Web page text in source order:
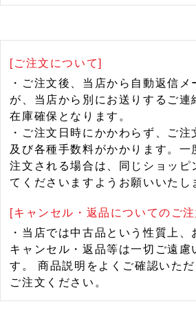
[ご注文について]
・ご注文後、当店から自動返信メ
が、当店から別にお送りするご連
在庫確保となります。
・ご注文日時にかかわらず、ご
及び各種手数料がかかります。一
注文される場合は、同じショッピ
てくださいますようお願いいたし
[キャンセル・返品についてのご注
・当店では中古品という性質上、
キャンセル・返品等は一切ご遠慮
す。 商品説明をよくご確認いた
ご注文ください。